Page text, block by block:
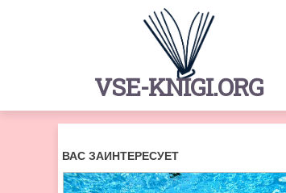
VSE-KNIGI.ORG